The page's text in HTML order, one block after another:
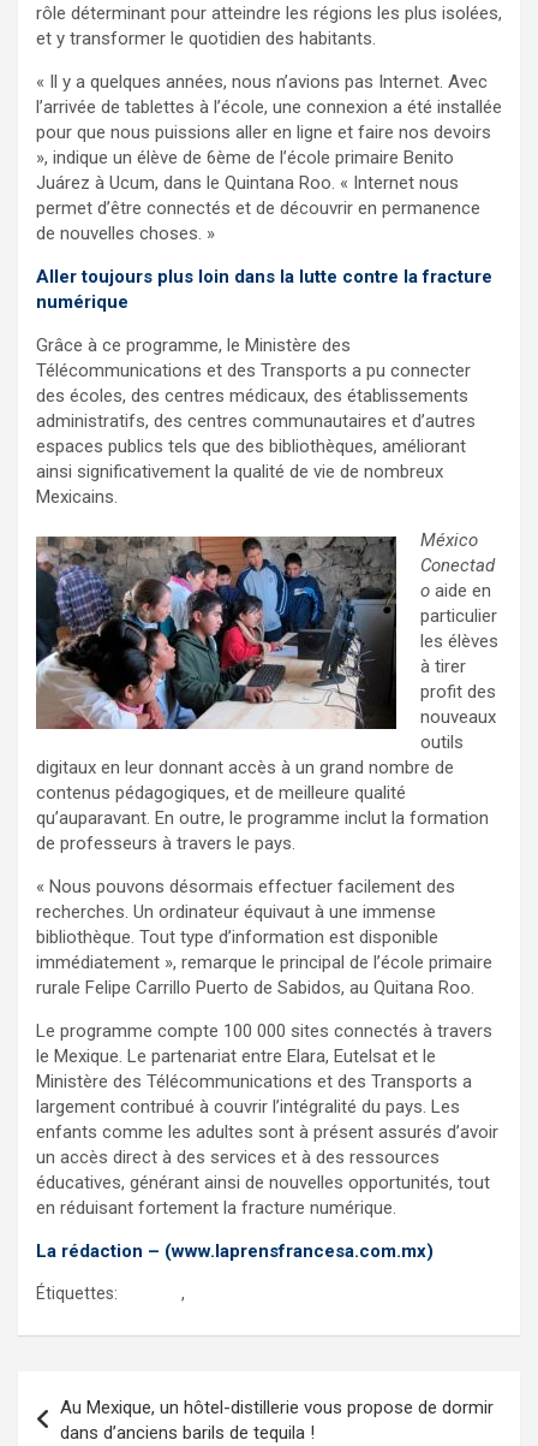
rôle déterminant pour atteindre les régions les plus isolées,
et y transformer le quotidien des habitants.
« Il y a quelques années, nous n’avions pas Internet. Avec
l’arrivée de tablettes à l’école, une connexion a été installée
pour que nous puissions aller en ligne et faire nos devoirs
», indique un élève de 6ème de l’école primaire Benito
Juárez à Ucum, dans le Quintana Roo. « Internet nous
permet d’être connectés et de découvrir en permanence
de nouvelles choses. »
Aller toujours plus loin dans la lutte contre la fracture
numérique
Grâce à ce programme, le Ministère des
Télécommunications et des Transports a pu connecter
des écoles, des centres médicaux, des établissements
administratifs, des centres communautaires et d’autres
espaces publics tels que des bibliothèques, améliorant
ainsi significativement la qualité de vie de nombreux
Mexicains.
México
Conectad
o aide en
particulier
les élèves
à tirer
profit des
nouveaux
outils
digitaux en leur donnant accès à un grand nombre de
contenus pédagogiques, et de meilleure qualité
qu’auparavant. En outre, le programme inclut la formation
de professeurs à travers le pays.
« Nous pouvons désormais effectuer facilement des
recherches. Un ordinateur équivaut à une immense
bibliothèque. Tout type d’information est disponible
immédiatement », remarque le principal de l’école primaire
rurale Felipe Carrillo Puerto de Sabidos, au Quitana Roo.
Le programme compte 100 000 sites connectés à travers
le Mexique. Le partenariat entre Elara, Eutelsat et le
Ministère des Télécommunications et des Transports a
largement contribué à couvrir l’intégralité du pays. Les
enfants comme les adultes sont à présent assurés d’avoir
un accès direct à des services et à des ressources
éducatives, générant ainsi de nouvelles opportunités, tout
en réduisant fortement la fracture numérique.
La rédaction – (www.laprensfrancesa.com.mx)
Étiquettes: ,
de
Au Mexique, un hôtel-distillerie vous propose de dormir
dans d’anciens barils de tequila !